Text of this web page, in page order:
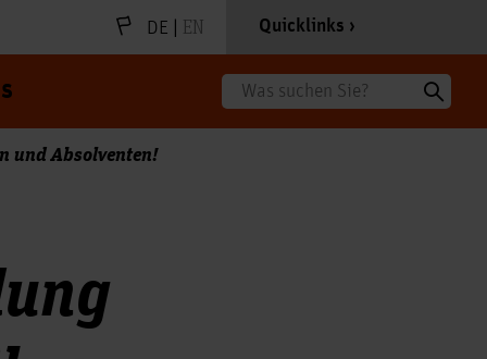
DE | EN Quicklinks
Suche
und Absolventen!